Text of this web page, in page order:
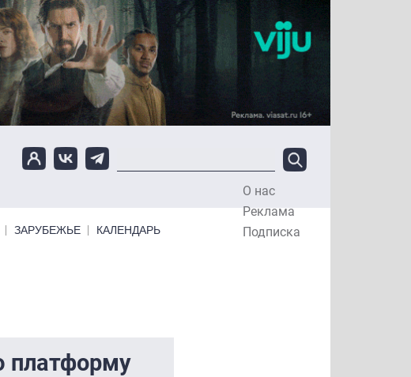
О нас
Реклама
Подписка
ЗАРУБЕЖЬЕ КАЛЕНДАРЬ
платформу